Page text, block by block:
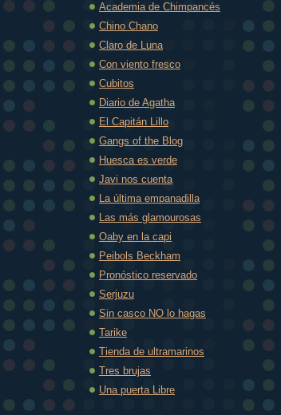
Academia de Chimpancés
Chino Chano
Claro de Luna
Con viento fresco
Cubitos
Diario de Agatha
El Capitán Lillo
Gangs of the Blog
Huesca es verde
Javi nos cuenta
La última empanadilla
Las más glamourosas
Oaby en la capi
Peibols Beckham
Pronóstico reservado
Serjuzu
Sin casco NO lo hagas
Tarike
Tienda de ultramarinos
Tres brujas
Una puerta Libre